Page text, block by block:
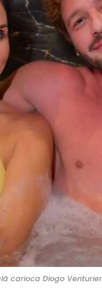
carioca Diogo